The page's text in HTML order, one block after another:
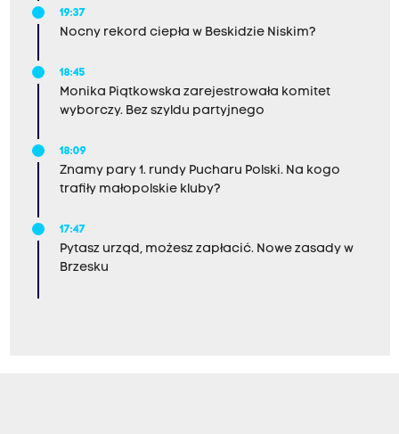
19:37
Nocny rekord ciepła w Beskidzie Niskim?
18:45
Monika Piątkowska zarejestrowała komitet
wyborczy. Bez szyldu partyjnego
18:09
Znamy pary 1. rundy Pucharu Polski. Na kogo
trafiły małopolskie kluby?
17:47
Pytasz urząd, możesz zapłacić. Nowe zasady w
Brzesku